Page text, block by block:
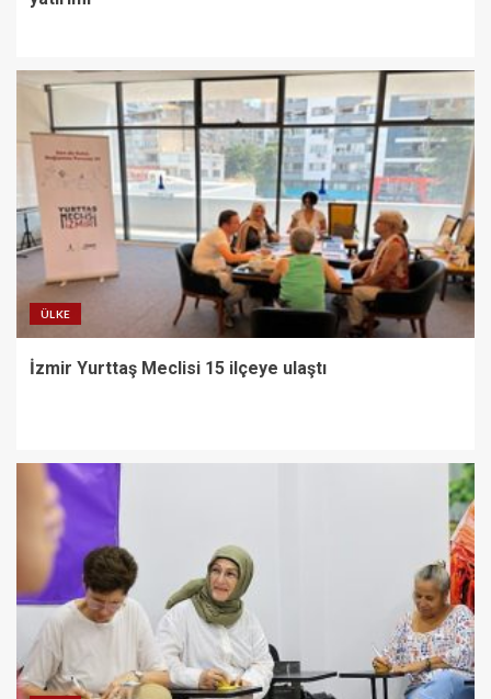
ÜLKE
İzmir Yurttaş Meclisi 15 ilçeye ulaştı